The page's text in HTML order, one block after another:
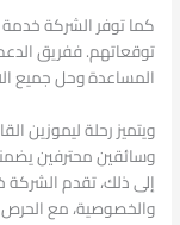
كما توفر الشركة خدمة
توقعاتهم. ففريق
المساعدة وحل جميع
ويتميز رحلة ليموزين
وسائقين محترفين
إلى ذلك، تقدم
والخصوصية، مع الحرص